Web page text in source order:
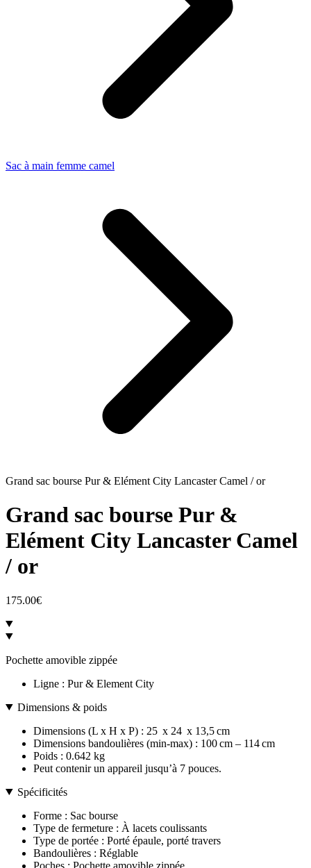
Sac à main femme camel
Grand sac bourse Pur & Elément City Lancaster Camel / or
Grand sac bourse Pur &
Elément City Lancaster Camel
/ or
175.00€
Pochette amovible zippée
Ligne : Pur & Element City
Dimensions & poids
Dimensions (L x H x P) : 25 x 24 x 13,5cm
Dimensions bandoulières (min-max) : 100cm – 114cm
Poids : 0.642 kg
Peut contenir un appareil jusqu’à 7 pouces.
Spécificités
Forme : Sac bourse
Type de fermeture : À lacets coulissants
Type de portée : Porté épaule, porté travers
Bandoulières : Réglable
Poches : Pochette amovible zippée